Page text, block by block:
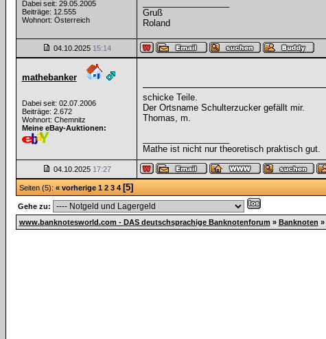
Dabei seit: 29.05.2005
Beiträge: 12.555
Wohnort: Österreich
Gruß
Roland
04.10.2025 15:14
mathebanker
Dabei seit: 02.07.2006
Beiträge: 2.672
Wohnort: Chemnitz
Meine eBay-Auktionen:
schicke Teile.
Der Ortsname Schulterzucker gefällt mir.
Thomas, m.
Mathe ist nicht nur theoretisch praktisch gut.
04.10.2025 17:27
Seiten (5): « vorherige 1 2 3 4 [5]
Gehe zu:
www.banknotesworld.com - DAS deutschsprachige Banknotenforum » Banknoten »